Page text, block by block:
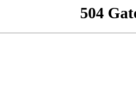
504